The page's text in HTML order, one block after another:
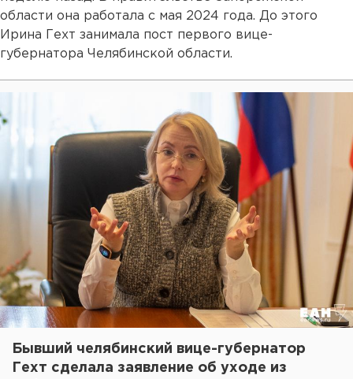
области она работала с мая 2024 года. До этого
Ирина Гехт занимала пост первого вице-
губернатора Челябинской области.
Бывший челябинский вице-губернатор
Гехт сделала заявление об уходе из